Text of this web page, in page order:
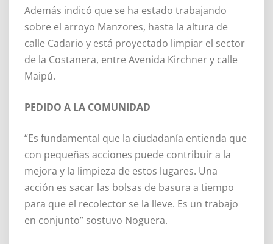
Además indicó que se ha estado trabajando
sobre el arroyo Manzores, hasta la altura de
calle Cadario y está proyectado limpiar el sector
de la Costanera, entre Avenida Kirchner y calle
Maipú.
PEDIDO A LA COMUNIDAD
“Es fundamental que la ciudadanía entienda que
con pequeñas acciones puede contribuir a la
mejora y la limpieza de estos lugares. Una
acción es sacar las bolsas de basura a tiempo
para que el recolector se la lleve. Es un trabajo
en conjunto” sostuvo Noguera.